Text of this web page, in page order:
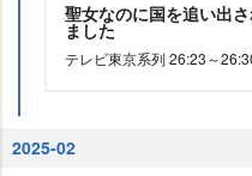
聖女なのに国を追い出
ました
テレビ東京系列 26:23～
2025-02